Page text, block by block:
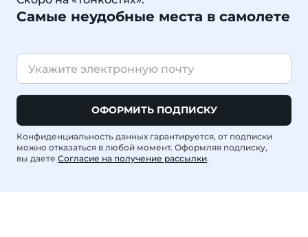
Самые неудобные места в самолете
ОФОРМИТЬ ПОДПИСКУ
Конфиденциальность данных гарантируется, от подписки
можно отказаться в любой момент. Оформляя подписку,
вы даете Согласие на получение рассылки.